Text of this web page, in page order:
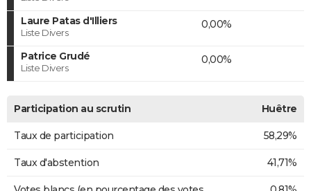
Laure Patas d'Illiers
Liste Divers
0,00%
Patrice Grudé
Liste Divers
0,00%
Participation au scrutin Huêtre
Taux de participation 58,29%
Taux d'abstention 41,71%